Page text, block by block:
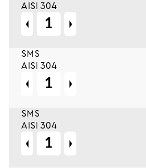
AISI 304
SMS
AISI 304
SMS
AISI 304